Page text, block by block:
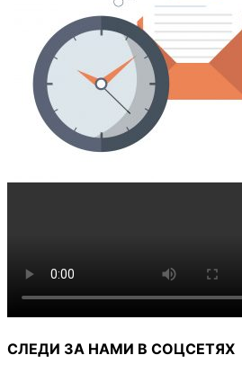
СЛЕДИ ЗА НАМИ В СОЦСЕТЯХ